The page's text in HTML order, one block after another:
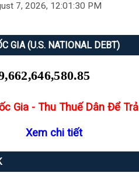
7, 2026, 12:01:31 PM
GIA (U.S. NATIONAL DEBT)
Gia - Thu Thuế Dân Để Trả
Xem chi tiết